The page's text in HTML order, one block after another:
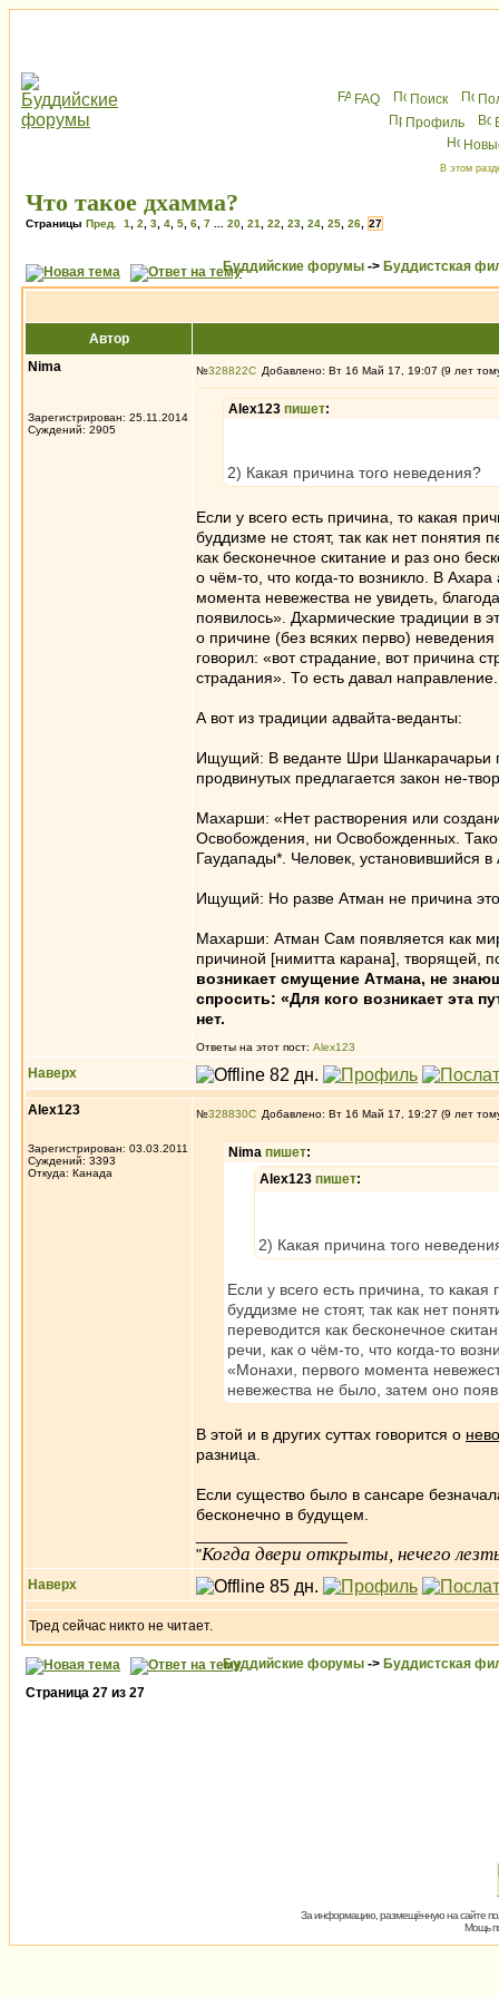
FAQ Поиск
Профиль
В этом
Что такое дхамма?
Страницы Пред. 1 2 3 4 5 6 7 20 21 22 23 24 25 26 27
Буддийские форумы -> Буддистская
Автор
Nima
Зарегистрирован: 25.11.2014
Суждений: 2905
№328822 Добавлено: Вт 16 Май 17, 19:07 (9 лет
Alex123 пишет:
2) Какая причина того неведения?
Если у всего есть причина, то какая
буддизме не стоят, так как нет
как бесконечное скитание и раз оно
о чём-то, что когда-то возникло. В
момента невежества не увидеть,
появилось». Дхармические традиции в
о причине (без всяких перво)
говорил: «вот страдание, вот причина
страдания». То есть давал направление.
А вот из традиции адвайта-веданты:
Ищущий: В веданте Шри Шанкарачарьи
продвинутых пред­лагается закон не-
Махарши: «Нет растворения или
Освобож­дения, ни Освобожденных.
Гаудапады*. Человек, установившийся
Ищущий: Но разве Атман не причина
Махарши: Атман Сам появляется как
причиной [ни­митта карана],
возникает смущение Ат­мана, не
спросить: «Для кого возникает эта
нет.
Ответы на этот пост: Alex123
Наверх
Alex123
Зарегистрирован: 03.03.2011
Суждений: 3393
Откуда: Канада
№328830 Добавлено: Вт 16 Май 17, 19:27 (9 лет
Nima пишет:
Alex123 пишет:
2) Какая причина того
Если у всего есть причина, то
буддизме не стоят, так как нет
переводится как бесконечное
речи, как о чём-то, что когда-то
«Монахи, первого момента
невежества не было, затем оно
В этой и в других суттах говорится о
разница.
Если существо было в сансаре
бесконечно в будущем.
"Когда двери открыты, нечего
Наверх
Тред сейчас никто не читает.
Буддийские форумы -> Буддистская
Страница 27 из 27
За информацию, размещённую на сайте
Мощь